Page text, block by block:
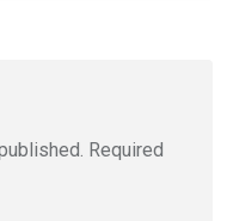
Required